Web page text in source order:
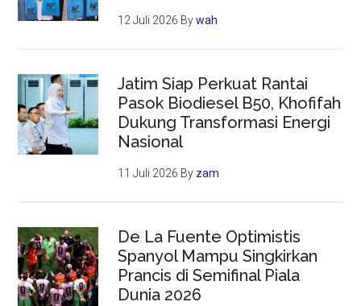
12 Juli 2026 Bywah
Jatim Siap Perkuat Rantai
Pasok Biodiesel B50, Khofifah
Dukung Transformasi Energi
Nasional
11 Juli 2026 By zam
De La Fuente Optimistis
Spanyol Mampu Singkirkan
Prancis di Semifinal Piala
Dunia 2026